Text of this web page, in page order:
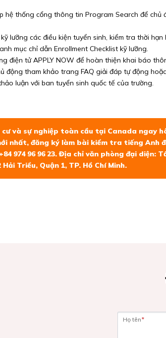
hệ thống cổng thông tin Program Search để
lưỡng các điều kiện tuyển sinh, kiểm tra thời
mục chỉ dẫn Enrollment Checklist kỹ lưỡng.
điện tử APPLY NOW để hoàn thiện khai báo
động tham khảo trang FAQ giải đáp tự động
luận với ban tuyển sinh quốc tế của trường.
và sự nghiệp toàn cầu tại Canada ngay
nhất, đăng ký làm bài kiểm tra tiếng Anh
974 96 96 23. Địa chỉ văn phòng đại diện:
Triều, Quận 1, TP. Hồ Chí Minh.
Họ tên*